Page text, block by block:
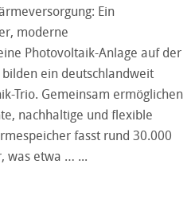
Ein
moderne
Photovoltaik-Anlage auf der
ein deutschlandweit
Trio. Gemeinsam ermöglichen
nachhaltige und flexible
fasst rund 30.000
was etwa …